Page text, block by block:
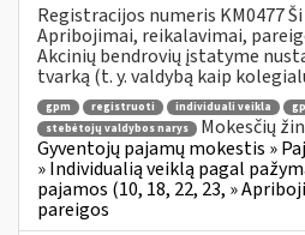
Registracijos numeris KM0477
Apribojimai, reikalavimai,
Akcinių bendrovių įstatyme
tvarką (t. y. valdybą kaip
gpm registruoti individuali veikla
stebėtojų valdybos narys
Mokesčių
Gyventojų pajamų mokestis »
» Individualią veiklą pagal
pajamos (10, 18, 22, 23, »
pareigos